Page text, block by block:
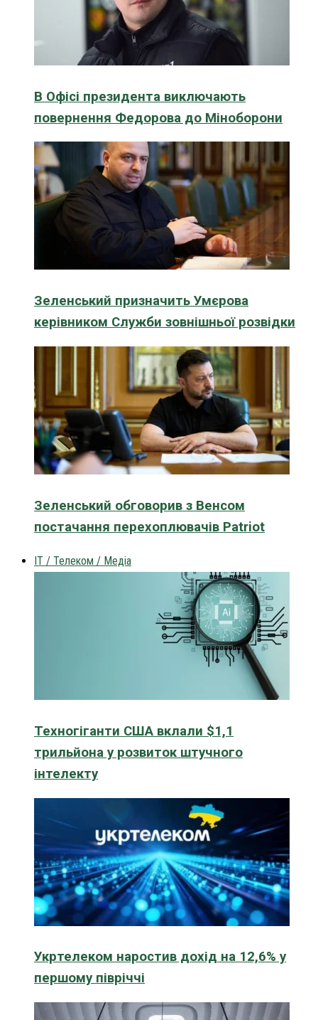
В Офісі президента виключають
повернення Федорова до Міноборони
Зеленський призначить Умєрова
керівником Служби зовнішньої розвідки
Зеленський обговорив з Венсом
постачання перехоплювачів Patriot
IT / Телеком / Медіа
Техногіганти США вклали $1,1
трильйона у розвиток штучного
інтелекту
Укртелеком наростив дохід на 12,6% у
першому півріччі